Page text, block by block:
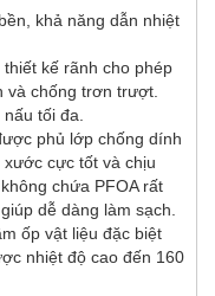
khả năng dẫn nhiệt
kế rãnh cho phép
và chống trơn trượt.
tối đa.
phủ lớp chống dính
cực tốt và chịu
chứa PFOA rất
dễ dàng làm sạch.
ốp vật liệu đặc biệt
nhiệt độ cao đến 160